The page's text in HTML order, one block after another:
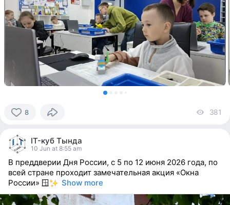
8
people
reacted
381
IT-куб Тында
10 Jun at 8:55 am
В преддверии Дня России, с 5 по 12 июня 2026 года, по
всей стране проходит замечательная акция «Окна
России» 🪟
Show more